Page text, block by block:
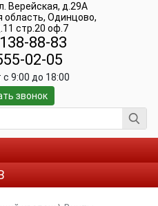
Верейская, д.29А
область, Одинцово,
стр.20 оф.7
88-83
02-05
c 9:00 до 18:00
звонок